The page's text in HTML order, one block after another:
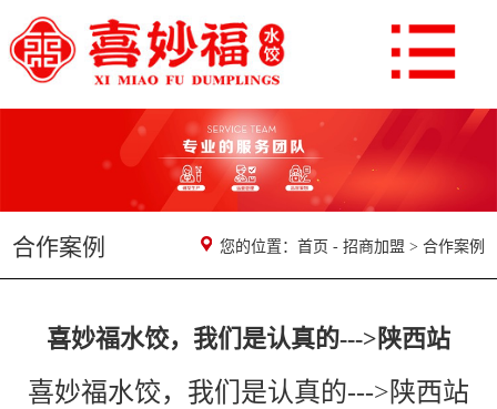
合作案例 您的位置： 首页 - 招商加盟 > 合作案例
喜妙福水饺，我们是认真的--->陕西站
喜妙福水饺，我们是认真的--->陕西站